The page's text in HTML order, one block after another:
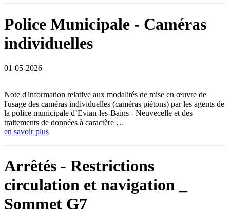
Police Municipale - Caméras
individuelles
01-05-2026
Note d'information relative aux modalités de mise en œuvre de
l'usage des caméras individuelles (caméras piétons) par les agents de
la police municipale d’Evian-les-Bains - Neuvecelle et des
traitements de données à caractère …
en savoir plus
Arrêtés - Restrictions
circulation et navigation _
Sommet G7